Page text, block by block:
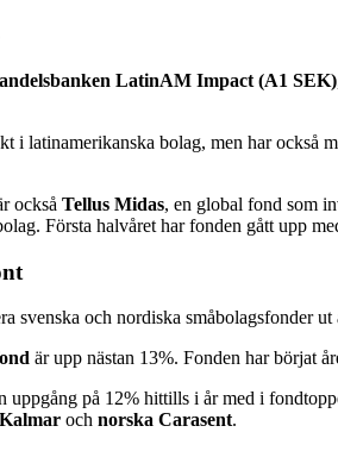
LatinAM Impact (A1 SEK)
i latinamerikanska bolag, men har
också Tellus Midas, en global fond som
Första halvåret har fonden gått upp
svenska och nordiska småbolagsfonder
är upp nästan 13%. Fonden har börjat
uppgång på 12% hittills i år med i
och norska Carasent.